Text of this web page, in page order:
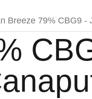
Breeze 79% CBG9 -